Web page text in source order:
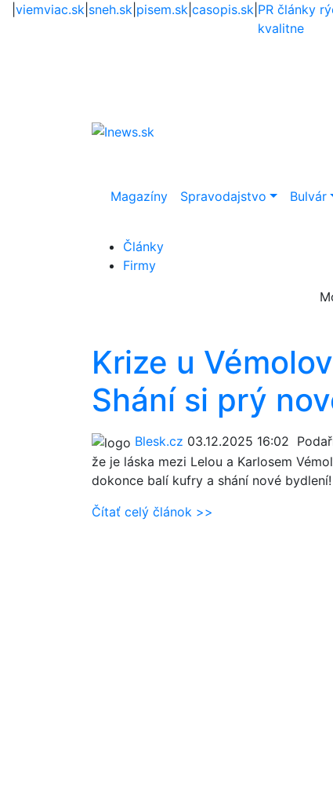
viemviac.sk sneh.sk pisem.sk casopis.sk PR články
kvalitne
Magazíny Spravodajstvo Bulvár
Články
Firmy
Krize u
Shání si prý
Blesk.cz 03.12.2025 16:02
že je láska mezi Lelou a Karlosem
dokonce balí kufry a shání nové bydlení!
Čítať celý článok >>